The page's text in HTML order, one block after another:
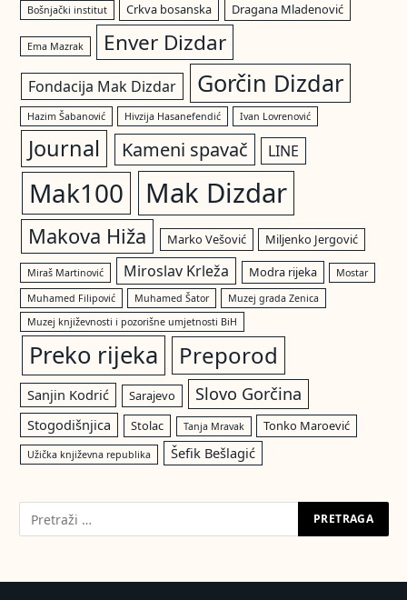
Bošnjački institut Crkva bosanska Dragana Mladenović
Ema Mazrak Enver Dizdar
Fondacija Mak Dizdar Gorčin Dizdar
Hazim Šabanović Hivzija Hasanefendić Ivan Lovrenović
Journal Kameni spavač LINE
Mak100 Mak Dizdar
Makova Hiža Marko Vešović Miljenko Jergović
Miraš Martinović Miroslav Krleža Modra rijeka
Mostar
Muhamed Filipović
Muhamed Šator
Muzej grada Zenica
Muzej književnosti i pozorišne umjetnosti BiH
Preko rijeka Preporod
Sanjin Kodrić Sarajevo Slovo Gorčina
Stogodišnjica Stolac Tanja Mravak Tonko Maroević
Užička književna republika Šefik Bešlagić